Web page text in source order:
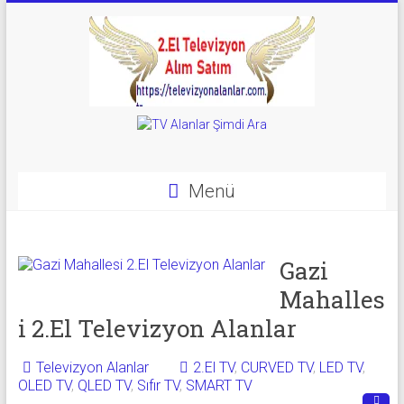
Televizyon
Televizyon
|
TV
Menü
Gazi
Mahalles
i 2.El Televizyon Alanlar
Televizyon Alanlar 2.El TV, CURVED TV, LED TV,
OLED TV, QLED TV, Sıfır TV, SMART TV